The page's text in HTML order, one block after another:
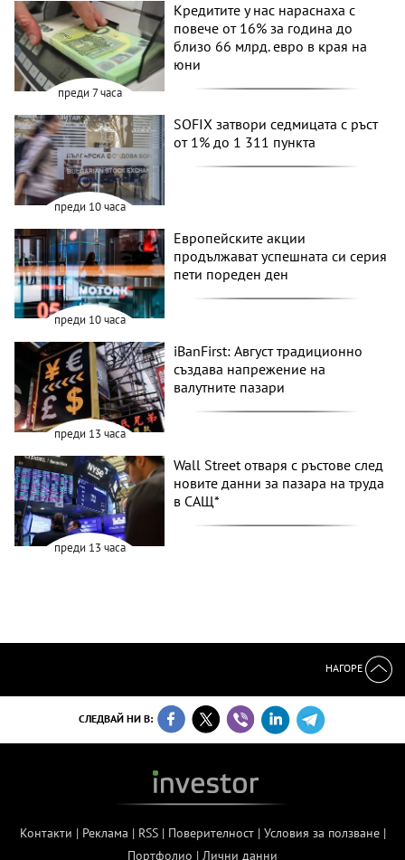
преди 7 часа
Кредитите у нас нараснаха с
повече от 16% за година до
близо 66 млрд. евро в края на
юни
преди 10 часа
SOFIX затвори седмицата с ръст
от 1% до 1 311 пункта
преди 10 часа
Европейските акции
продължават успешната си серия
пети пореден ден
преди 13 часа
iBanFirst: Август традиционно
създава напрежение на
валутните пазари
преди 13 часа
Wall Street отваря с ръстове след
новите данни за пазара на труда
в САЩ*
НАГОРЕ
СЛЕДВАЙ НИ В:
Контакти | Реклама | RSS| Поверителност| Условия за ползване|
Портфолио | Лични данни